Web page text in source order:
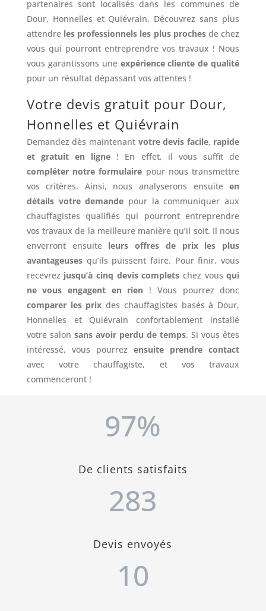
partenaires sont localisés dans les communes de
Dour, Honnelles et Quiévrain. Découvrez sans plus
attendreles professionnels les plus prochesde chez
vous qui pourront entreprendre vos travaux ! Nous
vous garantissons une expérience cliente de qualité
pour un résultat dépassant vos attentes !
Votre devis gratuit pour Dour,
Honnelles et Quiévrain
Demandez dès maintenant votre devis facile, rapide
et gratuit en ligne ! En effet, il vous suffit de
compléter notre formulaire pour nous transmettre
vos critères. Ainsi, nous analyserons ensuiteen
détails votre demande pour la communiquer aux
chauffagistes qualifiés qui pourront entreprendre
vos travaux de la meilleure manière qu’il soit. Il nous
enverront ensuite leurs offres de prix les plus
avantageusesqu’ils puissent faire. Pour finir, vous
recevrez jusqu’à cinq devis complets chez vousqui
ne vous engagent en rien ! Vous pourrez donc
comparer les prix des chauffagistes basés à Dour,
Honnelles et Quiévrain confortablement installé
votre salon sans avoir perdu de temps. Si vous êtes
intéressé, vous pourrez ensuite prendre contact
avec votre chauffagiste, et vos travaux
commenceront !
97%
De clients satisfaits
283
Devis envoyés
10